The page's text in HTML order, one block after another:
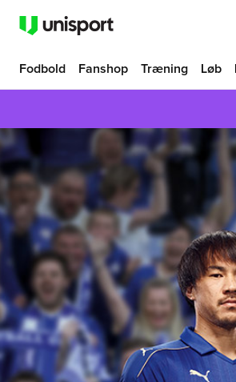
Fodbold Fanshop Træning Løb